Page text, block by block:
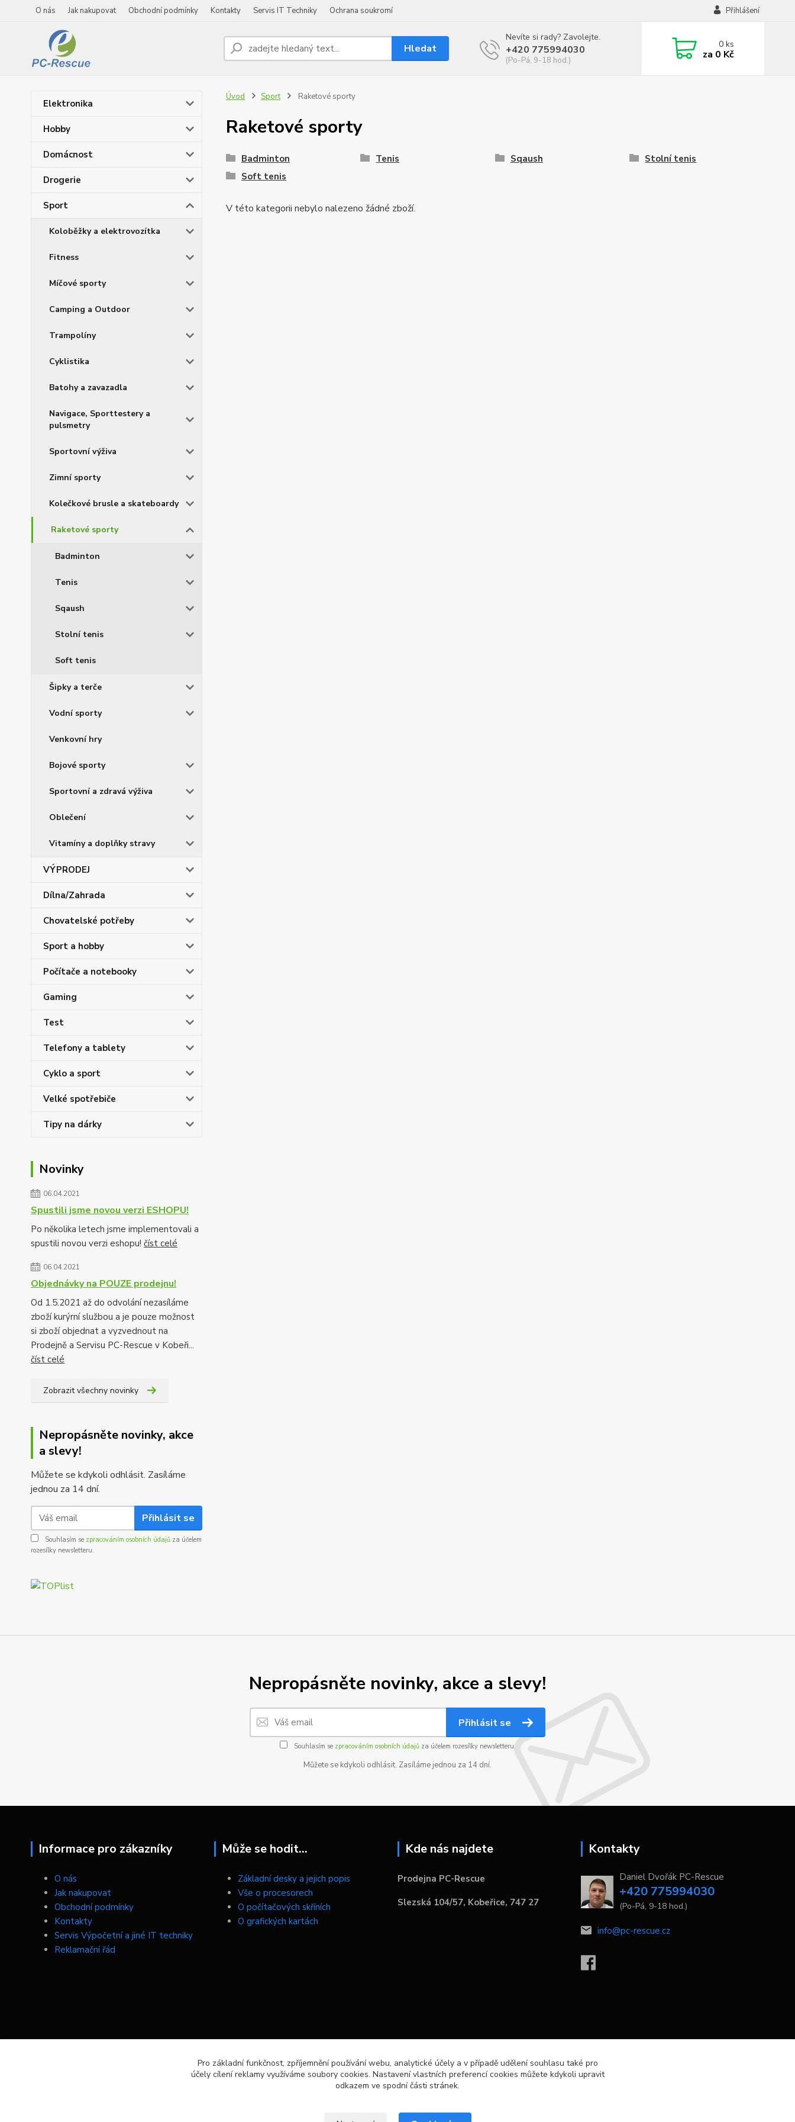
O nás Jak nakupovat Obchodní podmínky Kontakty Servis IT Techniky Ochrana soukromí Přihlášení
Hledat
Nevíte si rady? Zavolejte.
+420 775994030
(Po-Pá, 9-18 hod.)
0ks
za 0 Kč
Elektronika
Hobby
Domácnost
Drogerie
Sport
Koloběžky a elektrovozítka
Fitness
Míčové sporty
Camping a Outdoor
Trampolíny
Cyklistika
Batohy a zavazadla
Navigace, Sporttestery a
pulsmetry
Sportovní výživa
Zimní sporty
Kolečkové brusle a skateboardy
Raketové sporty
Badminton
Tenis
Sqaush
Stolní tenis
Soft tenis
Šipky a terče
Vodní sporty
Venkovní hry
Bojové sporty
Sportovní a zdravá výživa
Oblečení
Vitamíny a doplňky stravy
VÝPRODEJ
Dílna/Zahrada
Chovatelské potřeby
Sport a hobby
Počítače a notebooky
Gaming
Test
Telefony a tablety
Cyklo a sport
Velké spotřebiče
Tipy na dárky
Novinky
06.04.2021
Spustili jsme novou verzi ESHOPU!
Po několika letech jsme implementovali a
spustili novou verzi eshopu! číst celé
06.04.2021
Objednávky na POUZE prodejnu!
Od 1.5.2021 až do odvolání nezasíláme
zboží kurýrní službou a je pouze možnost
si zboží objednat a vyzvednout na
Prodejně a Servisu PC-Rescue v Kobeři...
číst celé
Zobrazit všechny novinky
Nepropásněte novinky, akce
a slevy!
Můžete se kdykoli odhlásit. Zasíláme
jednou za 14 dní.
Přihlásit se
Souhlasím se zpracováním osobních údajů za účelem
rozesílky newsletteru.
Úvod Sport Raketové sporty
Raketové sporty
Badminton Tenis Sqaush
Stolní tenis
Soft tenis
V této kategorii nebylo nalezeno žádné zboží.
Nepropásněte novinky, akce a slevy!
Přihlásit se
Souhlasím se zpracováním osobních údajůza účelem rozesílky newsletteru.
Můžete se kdykoli odhlásit. Zasíláme jednou za 14 dní.
Informace pro zákazníky
O nás
Jak nakupovat
Obchodní podmínky
Kontakty
Servis Výpočetní a jiné IT techniky
Reklamační řád
Může se hodit...
Základní desky a jejich popis
Vše o procesorech
O počítačových skříních
O grafických kartách
Kde nás najdete
Prodejna PC-Rescue
Slezská 104/57, Kobeřice, 747 27
Kontakty
Daniel Dvořák PC-Rescue
+420 775994030
(Po-Pá, 9-18 hod.)
info@pc-rescue.cz
Pro základní funkčnost, zpříjemnění používání webu, analytické účely a v případě udělení souhlasu také pro
účely cílení reklamy využíváme soubory cookies. Nastavení vlastních preferencí cookies můžete kdykoli upravit
odkazem ve spodní části stránek.